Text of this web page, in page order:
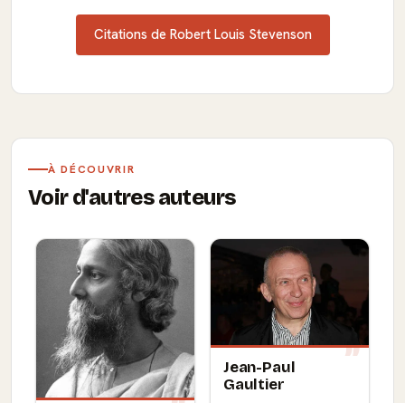
Citations de Robert Louis Stevenson
À DÉCOUVRIR
Voir d'autres auteurs
Jean-Paul
Gaultier